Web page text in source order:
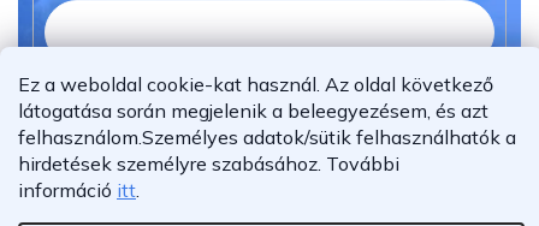
Ez a weboldal cookie-kat használ. Az oldal következő
látogatása során megjelenik a beleegyezésem, és azt
felhasználom.Személyes adatok/sütik felhasználhatók a
hirdetések személyre szabásához. További
információ itt.
Elolvastam és megértettem azadatvédelmi
nyilatkozatot.
Feliratkozás